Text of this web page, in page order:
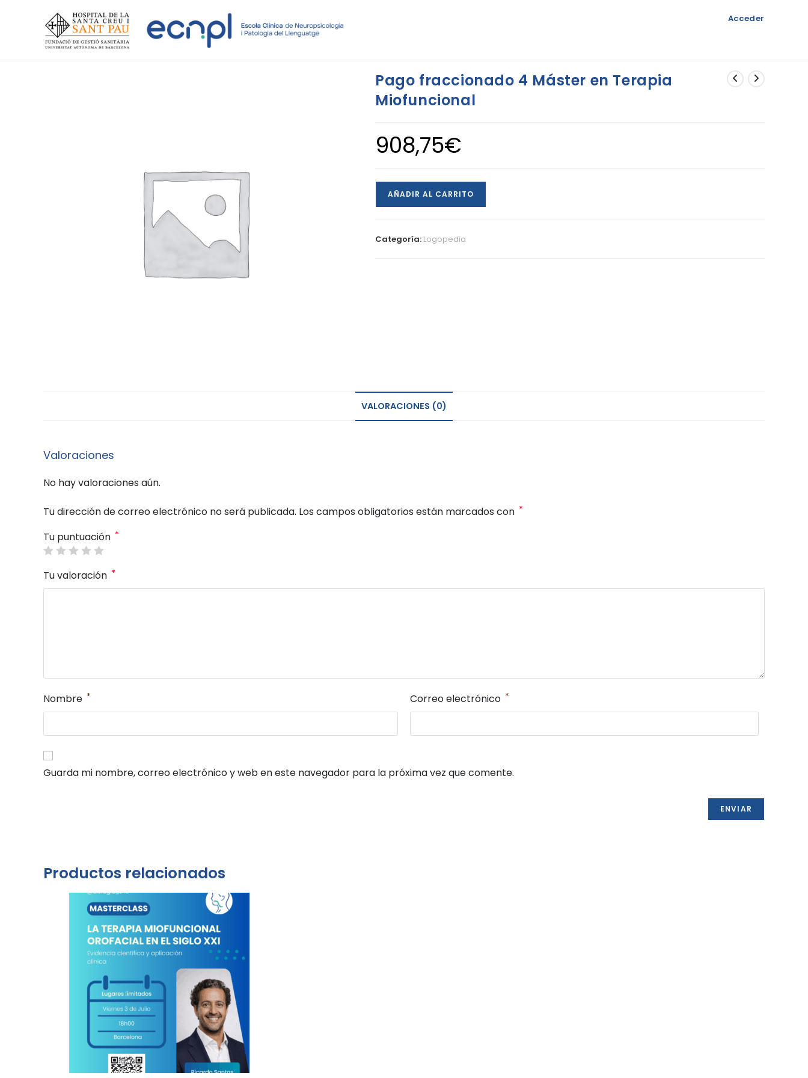
Acceder
Pago fraccionado 4 Máster en Terapia
Miofuncional
908,75€
AÑADIR AL CARRITO
Categoría: Logopedia
VALORACIONES (0)
Valoraciones
No hay valoraciones aún.
Tu dirección de correo electrónico no será publicada. Los campos obligatorios están marcados con *
Tu puntuación *
Tu valoración *
Nombre * Correo electrónico *
Guarda mi nombre, correo electrónico y web en este navegador para la próxima vez que comente.
Productos relacionados